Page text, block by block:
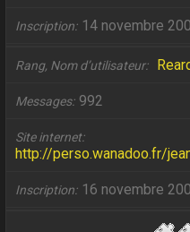
Inscription 14 novembre
Rang, Nom d’utilisateur
Messages 992
Site internet
http://perso.wanadoo.fr/
Inscription 16 novembre